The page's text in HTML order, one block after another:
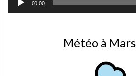
00:00
Météo à